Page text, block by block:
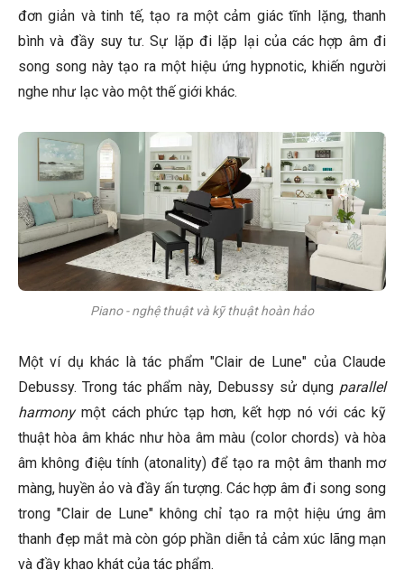
đơn giản và tinh tế, tạo ra một cảm giác tĩnh lặng, thanh
bình và đầy suy tư. Sự lặp đi lặp lại của các hợp âm đi
song song này tạo ra một hiệu ứng hypnotic, khiến người
nghe như lạc vào một thế giới khác.
Piano - nghệ thuật và kỹ thuật hoàn hảo
Một ví dụ khác là tác phẩm "Clair de Lune" của Claude
Debussy. Trong tác phẩm này, Debussy sử dụng parallel
harmonymột cách phức tạp hơn, kết hợp nó với các kỹ
thuật hòa âm khác như hòa âm màu (color chords) và hòa
âm không điệu tính (atonality) để tạo ra một âm thanh mơ
màng, huyền ảo và đầy ấn tượng. Các hợp âm đi song song
trong "Clair de Lune" không chỉ tạo ra một hiệu ứng âm
thanh đẹp mắt mà còn góp phần diễn tả cảm xúc lãng mạn
và đầy khao khát của tác phẩm.